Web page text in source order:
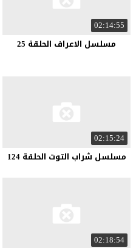
02:14:55
مسلسل الاعراف الحلقة 25
02:15:24
مسلسل شراب التوت الحلقة 124
02:18:54